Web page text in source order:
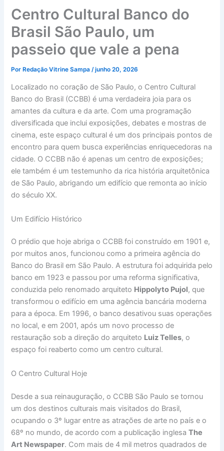
Centro Cultural Banco do
Brasil São Paulo, um
passeio que vale a pena
PorRedação Vitrine Sampa /junho 20, 2026
Localizado no coração de São Paulo, o Centro Cultural
Banco do Brasil (CCBB) é uma verdadeira joia para os
amantes da cultura e da arte. Com uma programação
diversificada que inclui exposições, debates e mostras de
cinema, este espaço cultural é um dos principais pontos de
encontro para quem busca experiências enriquecedoras na
cidade. O CCBB não é apenas um centro de exposições;
ele também é um testemunho da rica história arquitetônica
de São Paulo, abrigando um edifício que remonta ao início
do século XX.
Um Edifício Histórico
O prédio que hoje abriga o CCBB foi construído em 1901 e,
por muitos anos, funcionou como a primeira agência do
Banco do Brasil em São Paulo. A estrutura foi adquirida pelo
banco em 1923 e passou por uma reforma significativa,
conduzida pelo renomado arquiteto Hippolyto Pujol, que
transformou o edifício em uma agência bancária moderna
para a época. Em 1996, o banco desativou suas operações
no local, e em 2001, após um novo processo de
restauração sob a direção do arquiteto Luiz Telles, o
espaço foi reaberto como um centro cultural.
O Centro Cultural Hoje
Desde a sua reinauguração, o CCBB São Paulo se tornou
um dos destinos culturais mais visitados do Brasil,
ocupando o 3º lugar entre as atrações de arte no país e o
68º no mundo, de acordo com a publicação inglesaThe
Art Newspaper. Com mais de 4 mil metros quadrados de